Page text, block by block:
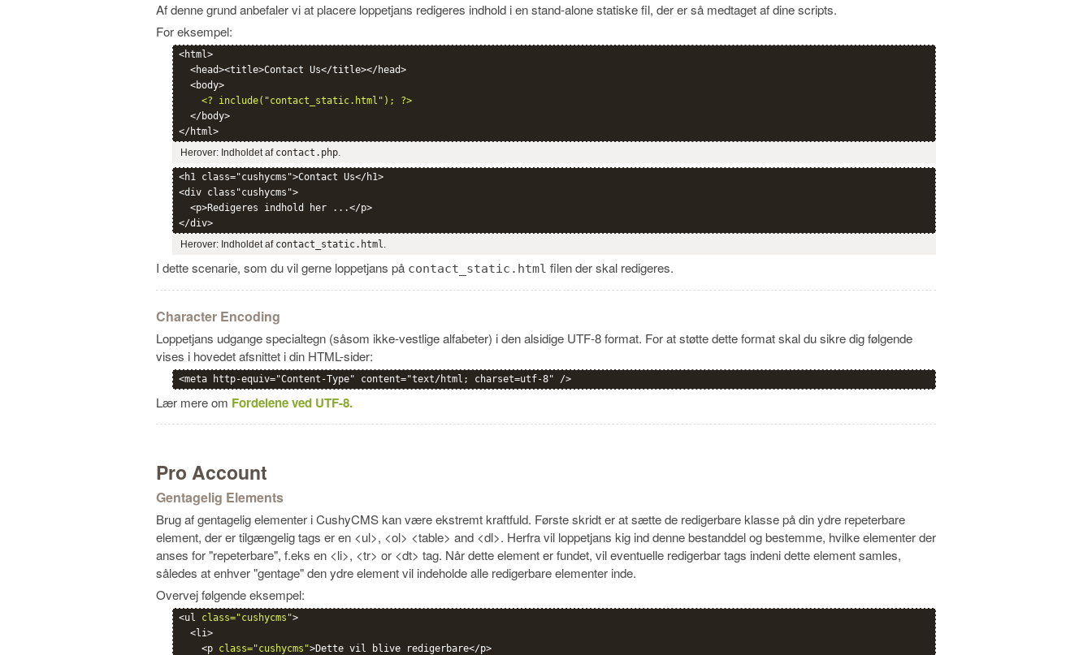
Af denne grund anbefaler vi at placere loppetjans redigeres indhold i en stand-alone statiske fil, der er så medtaget af dine scripts.
For eksempel:
<html>
  <head><title>Contact Us</title></head>
  <body>
<? include("contact_static.html"); ?>
  </body>
Herover: Indholdet af contact.php.
<h1 class="cushycms">Contact Us</h1>
<div class"cushycms">
  <p>Redigeres indhold her ...</p>
Herover: Indholdet af contact_static.html.
I dette scenarie, som du vil gerne loppetjans på contact_static.html filen der skal redigeres.
Character Encoding
Loppetjans udgange specialtegn (såsom ikke-vestlige alfabeter) i den alsidige UTF-8 format. For at støtte dette format skal du sikre dig følgende
vises i hovedet afsnittet i din HTML-sider:
<meta http-equiv="Content-Type" content="text/html; charset=utf-8" />
Lær mere om Fordelene ved UTF-8.
Pro Account
Gentagelig Elements
Brug af gentagelig elementer i CushyCMS kan være ekstremt kraftfuld. Første skridt er at sætte de redigerbare klasse på din ydre repeterbare
element, der er tilgængelig tags er en <ul>, <ol> <table> and <dl>. Herfra vil loppetjans kig ind denne bestanddel og bestemme, hvilke elementer der
anses for "repeterbare", f.eks en <li>, <tr> or <dt> tag. Når dette element er fundet, vil eventuelle redigerbar tags indeni dette element samles,
således at enhver "gentage" den ydre element vil indeholde alle redigerbare elementer inde.
Overvej følgende eksempel:
<ul class="cushycms">
  <li>
    <p
class="cushycms">Dette vil blive redigerbare</p>